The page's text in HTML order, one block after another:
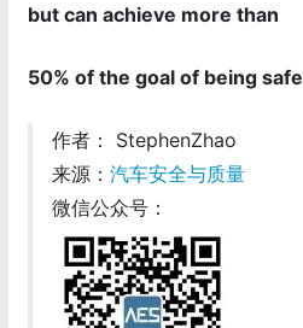
but can achieve more than
50% of the goal of being safe
作者： StephenZhao
来源： 汽车安全与质量
微信公众号：